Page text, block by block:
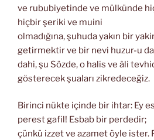
ve rububiyetinde ve mülkünde
hiçbir şeriki ve muini
olmadığına, şuhuda yakın bir
getirmektir ve bir nevi huzur-u
dahi, şu Sözde, o halis ve âli
gösterecek şuaları zikredeceğiz.
Birinci nükte içinde bir ihtar: Ey
perest gafil! Esbab bir perdedir;
çünkü izzet ve azamet öyle ister.